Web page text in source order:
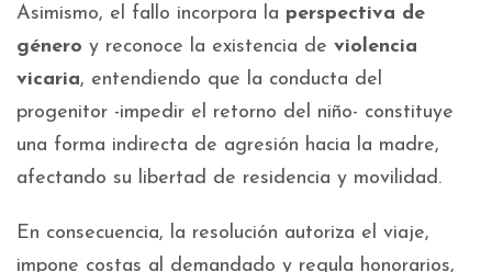
Asimismo, el fallo incorpora la perspectiva de
género y reconoce la existencia de violencia
vicaria, entendiendo que la conducta del
progenitor -impedir el retorno del niño- constituye
una forma indirecta de agresión hacia la madre,
afectando su libertad de residencia y movilidad.
En consecuencia, la resolución autoriza el viaje,
impone costas al demandado y regula honorarios,